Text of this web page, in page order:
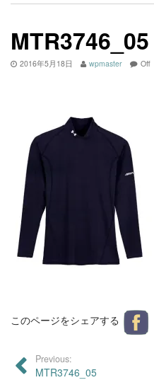
MTR3746_05
2016年5月18日 wpmaster Off
このページをシェアする
Previous:
MTR3746_05